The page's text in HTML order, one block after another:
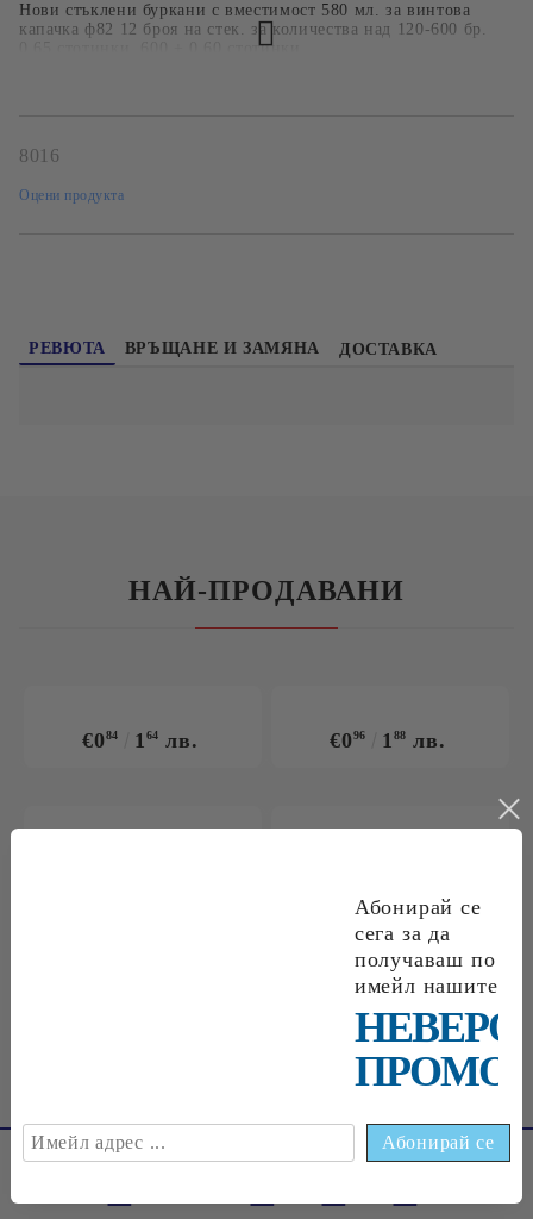
Нови стъклени буркани с вместимост 580 мл. за винтова
капачка ф82 12 броя на стек. за количества над 120-600 бр.
0.65 стотинки, 600 + 0.60 стотинки.
8016
Оцени продукта
РЕВЮТА ВРЪЩАНЕ И ЗАМЯНА ДОСТАВКА
НАЙ-ПРОДАВАНИ
€084 164 лв. €096 188 лв.
Абонирай се
сега за да
получаваш по
имейл нашите